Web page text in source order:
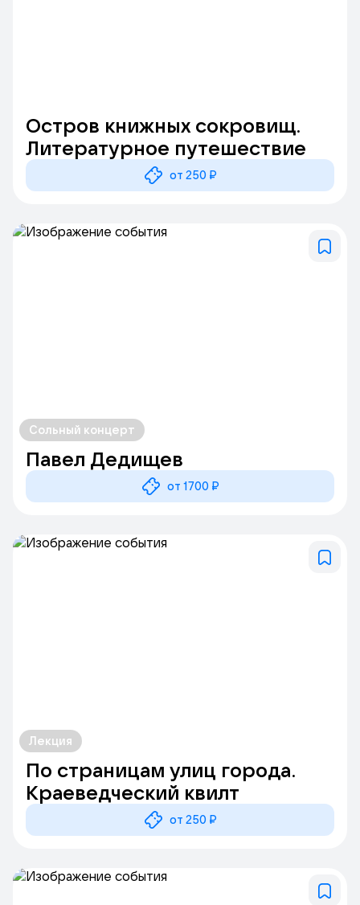
Остров книжных сокровищ.
Литературное путешествие
от 250 ₽
Сольный концерт
Павел Дедищев
от 1700 ₽
Лекция
По страницам улиц города.
Краеведческий квилт
от 250 ₽